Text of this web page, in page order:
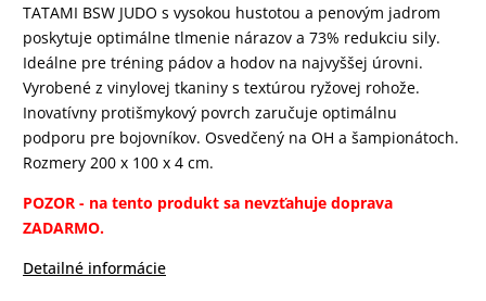
TATAMI BSW JUDO s vysokou hustotou a penovým jadrom
poskytuje optimálne tlmenie nárazov a 73% redukciu sily.
Ideálne pre tréning pádov a hodov na najvyššej úrovni.
Vyrobené z vinylovej tkaniny s textúrou ryžovej rohože.
Inovatívny protišmykový povrch zaručuje optimálnu
podporu pre bojovníkov. Osvedčený na OH a šampionátoch.
Rozmery 200 x 100 x 4 cm.
POZOR - na tento produkt sa nevzťahuje doprava
ZADARMO.
Detailné informácie